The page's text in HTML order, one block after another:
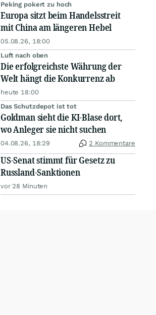
Peking pokert zu hoch
Europa sitzt beim Handelsstreit
mit China am längeren Hebel
05.08.26, 18:00
Luft nach oben
Die erfolgreichste Währung der
Welt hängt die Konkurrenz ab
heute 18:00
Das Schutzdepot ist tot
Goldman sieht die KI-Blase dort,
wo Anleger sie nicht suchen
04.08.26, 18:29 2 Kommentare
US-Senat stimmt für Gesetz zu
Russland-Sanktionen
vor 28 Minuten